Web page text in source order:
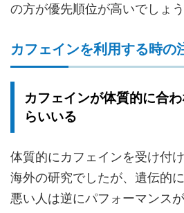
の方が優先順位が高いでしょう
カフェインを利用する時の
カフェインが体質的に合
らいいる
体質的にカフェインを受け付
海外の研究でしたが、 遺伝的
悪い人は逆にパフォーマンス